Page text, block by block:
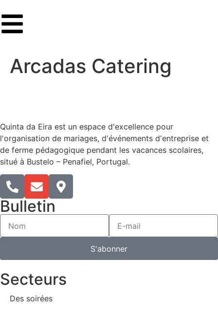
Arcadas Catering
Quinta da Eira est un espace d'excellence pour
l'organisation de mariages, d'événements d'entreprise et
de ferme pédagogique pendant les vacances scolaires,
situé à Bustelo – Penafiel, Portugal.​
Bulletin
S'abonner
Secteurs
Des soirées